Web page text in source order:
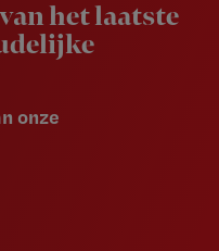
het laatste
onze